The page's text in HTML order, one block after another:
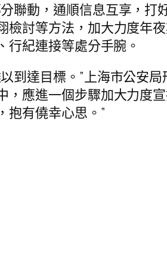
聯動，通順信息互享，打
檢討等方法，加大力度年
行紀連接等處分手腕。
到達目標。”上海市公安
，應進一個步驟加大力度
抱有僥幸心思。”